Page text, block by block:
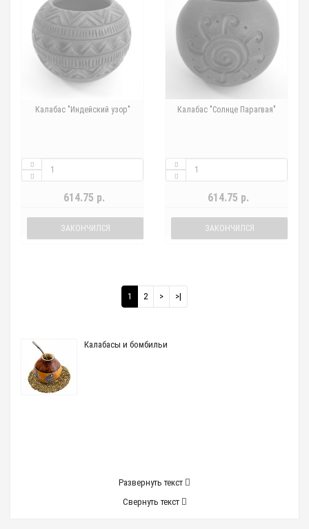
Калабас "Индейский узор"
614.75 р.
ЗАКОНЧИЛСЯ
Калабас "Солнце Парагвая"
614.75 р.
ЗАКОНЧИЛСЯ
1 2 > >|
Калабасы и бомбильи
Развернуть текст
Свернуть текст